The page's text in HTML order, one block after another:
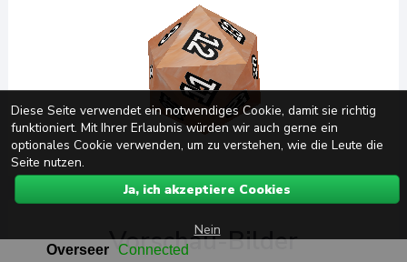
Vorschau-Bilder
Diese Seite verwendet ein notwendiges Cookie, damit sie richtig
funktioniert. Mit Ihrer Erlaubnis würden wir auch gerne ein
optionales Cookie verwenden, um zu verstehen, wie die Leute die
Seite nutzen.
Ja, ich akzeptiere Cookies
Nein